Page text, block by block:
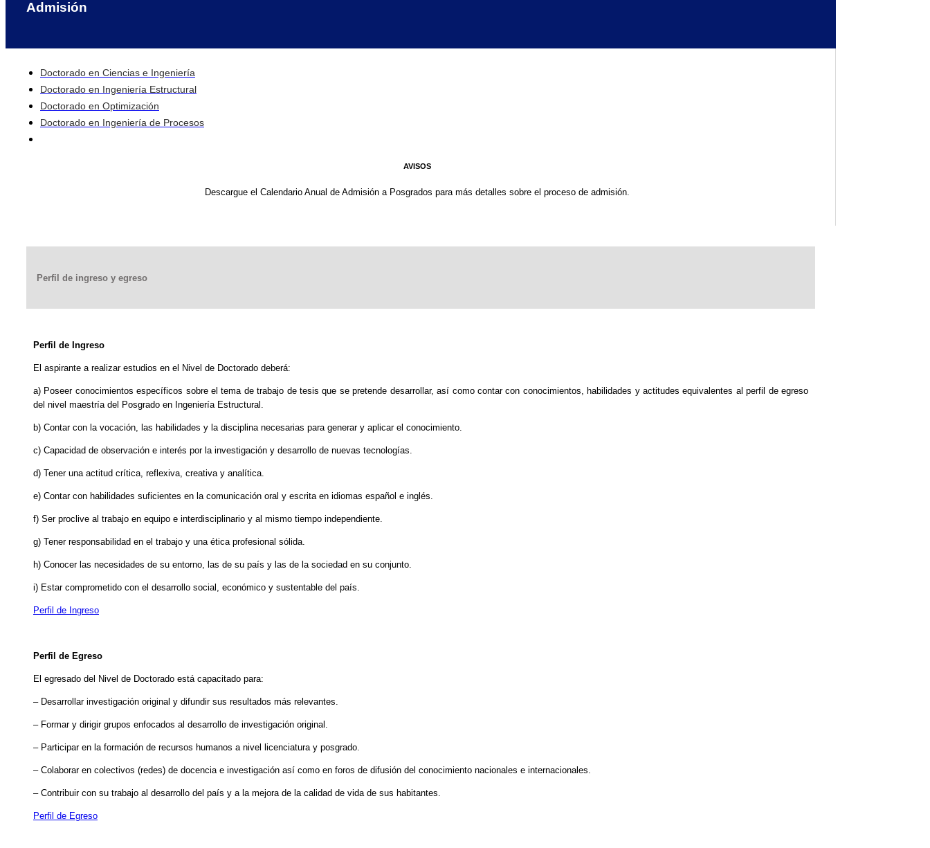
Admisión
Doctorado en Ciencias e Ingeniería
Doctorado en Ingeniería Estructural
Doctorado en Optimización
Doctorado en Ingeniería de Procesos
AVISOS
Descargue el Calendario Anual de Admisión a Posgrados para más detalles sobre el proceso de admisión.
Perfil de ingreso y egreso
Perfil de Ingreso
El aspirante a realizar estudios en el Nivel de Doctorado deberá:
a) Poseer conocimientos específicos sobre el tema de trabajo de tesis que se pretende desarrollar, así como contar con conocimientos, habilidades y actitudes equivalentes al perfil de egreso
del nivel maestría del Posgrado en Ingeniería Estructural.
b) Contar con la vocación, las habilidades y la disciplina necesarias para generar y aplicar el conocimiento.
c) Capacidad de observación e interés por la investigación y desarrollo de nuevas tecnologías.
d) Tener una actitud crítica, reflexiva, creativa y analítica.
e) Contar con habilidades suficientes en la comunicación oral y escrita en idiomas español e inglés.
f) Ser proclive al trabajo en equipo e interdisciplinario y al mismo tiempo independiente.
g) Tener responsabilidad en el trabajo y una ética profesional sólida.
h) Conocer las necesidades de su entorno, las de su país y las de la sociedad en su conjunto.
i) Estar comprometido con el desarrollo social, económico y sustentable del país.
Perfil de Ingreso
Perfil de Egreso
El egresado del Nivel de Doctorado está capacitado para:
– Desarrollar investigación original y difundir sus resultados más relevantes.
– Formar y dirigir grupos enfocados al desarrollo de investigación original.
– Participar en la formación de recursos humanos a nivel licenciatura y posgrado.
– Colaborar en colectivos (redes) de docencia e investigación así como en foros de difusión del conocimiento nacionales e internacionales.
– Contribuir con su trabajo al desarrollo del país y a la mejora de la calidad de vida de sus habitantes.
Perfil de Egreso